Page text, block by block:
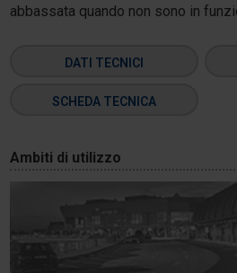
abbassata quando non sono in
DATI TECNICI
SCHEDA TECNICA
Ambiti di utilizzo